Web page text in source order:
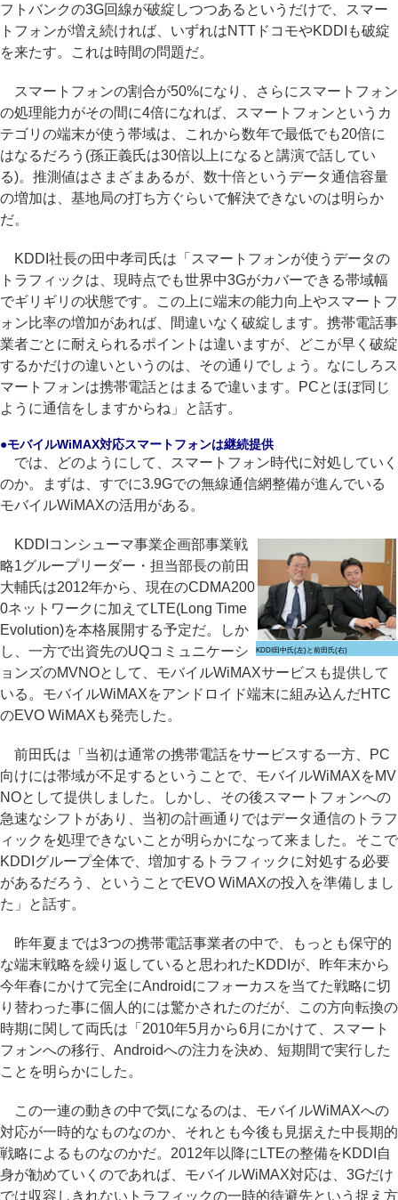
フトバンクの3G回線が破綻しつつあるというだけで、スマー
トフォンが増え続ければ、いずれはNTTドコモやKDDIも破綻
を来たす。これは時間の問題だ。
スマートフォンの割合が50%になり、さらにスマートフォン
の処理能力がその間に4倍になれば、スマートフォンというカ
テゴリの端末が使う帯域は、これから数年で最低でも20倍に
はなるだろう(孫正義氏は30倍以上になると講演で話してい
る)。推測値はさまざまあるが、数十倍というデータ通信容量
の増加は、基地局の打ち方ぐらいで解決できないのは明らか
だ。
KDDI社長の田中孝司氏は「スマートフォンが使うデータの
トラフィックは、現時点でも世界中3Gがカバーできる帯域幅
でギリギリの状態です。この上に端末の能力向上やスマートフ
ォン比率の増加があれば、間違いなく破綻します。携帯電話事
業者ごとに耐えられるポイントは違いますが、どこが早く破綻
するかだけの違いというのは、その通りでしょう。なにしろス
マートフォンは携帯電話とはまるで違います。PCとほぼ同じ
ように通信をしますからね」と話す。
●モバイルWiMAX対応スマートフォンは継続提供
では、どのようにして、スマートフォン時代に対処していく
のか。まずは、すでに3.9Gでの無線通信網整備が進んでいる
モバイルWiMAXの活用がある。
KDDI田中氏(左)と前田氏(右)
KDDIコンシューマ事業企画部事業戦
略1グループリーダー・担当部長の前田
大輔氏は2012年から、現在のCDMA200
0ネットワークに加えてLTE(Long Time
Evolution)を本格展開する予定だ。しか
し、一方で出資先のUQコミュニケーシ
ョンズのMVNOとして、モバイルWiMAXサービスも提供して
いる。モバイルWiMAXをアンドロイド端末に組み込んだHTC
のEVO WiMAXも発売した。
前田氏は「当初は通常の携帯電話をサービスする一方、PC
向けには帯域が不足するということで、モバイルWiMAXをMV
NOとして提供しました。しかし、その後スマートフォンへの
急速なシフトがあり、当初の計画通りではデータ通信のトラフ
ィックを処理できないことが明らかになって来ました。そこで
KDDIグループ全体で、増加するトラフィックに対処する必要
があるだろう、ということでEVO WiMAXの投入を準備しまし
た」と話す。
昨年夏までは3つの携帯電話事業者の中で、もっとも保守的
な端末戦略を繰り返していると思われたKDDIが、昨年末から
今年春にかけて完全にAndroidにフォーカスを当てた戦略に切
り替わった事に個人的には驚かされたのだが、この方向転換の
時期に関して両氏は「2010年5月から6月にかけて、スマート
フォンへの移行、Androidへの注力を決め、短期間で実行した
ことを明らかにした。
この一連の動きの中で気になるのは、モバイルWiMAXへの
対応が一時的なものなのか、それとも今後も見据えた中長期的
戦略によるものなのかだ。2012年以降にLTEの整備をKDDI自
身が勧めていくのであれば、モバイルWiMAX対応は、3Gだけ
では収容しきれないトラフィックの一時的待避先という捉え方